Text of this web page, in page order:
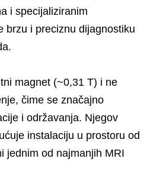
i specijaliziranim
brzu i preciznu dijagnostiku
magnet (~0,31 T) i ne
čime se značajno
i održavanja. Njegov
instalaciju u prostoru od
jednim od najmanjih MRI